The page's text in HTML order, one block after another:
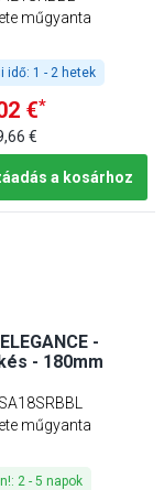
műgyanta
idő: 1 - 2 hetek
€*
€
a kosárhoz
-
- 180mm
műgyanta
: 2 -5 napok